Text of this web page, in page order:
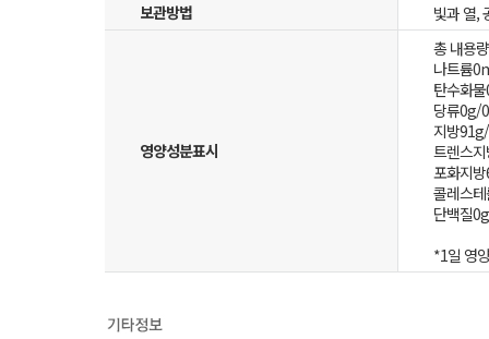
보관방법
빛과 열,
영양성분표시
총 내용
나트륨
탄수화
당류0g/
지방
트렌스
포화지
콜레스
단백질
*1일 영